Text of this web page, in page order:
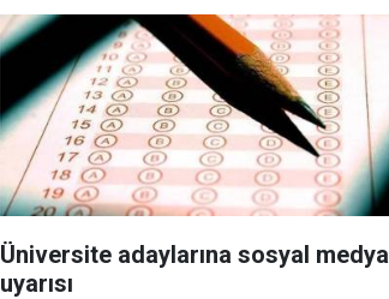
Üniversite adaylarına sosyal medya
uyarısı